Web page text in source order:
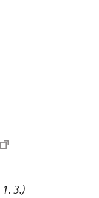
3.)